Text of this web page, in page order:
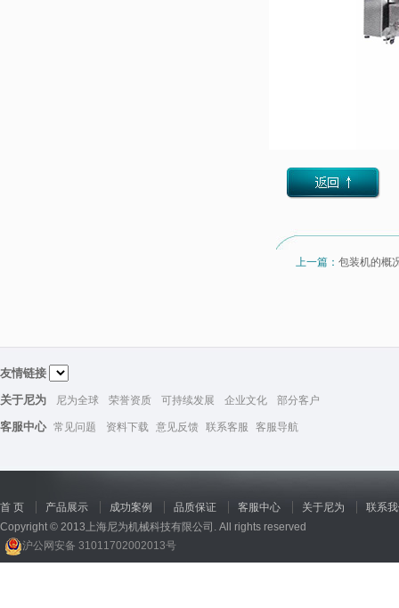
上一篇： 包装机的概
友情链接
关于尼为
尼为全球 荣誉资质 可持续发展 企业文化 部分客户
客服中心 常见问题 资料下载 意见反馈 联系客服 客服导航
首 页 产品展示 成功案例 品质保证 客服中心 关于尼为
联系
Copyright © 2013上海尼为机械科技有限公司. All rights reserved
沪公网安备 31011702002013号